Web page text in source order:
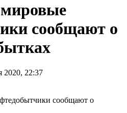
сообщают о
2020, 22:37